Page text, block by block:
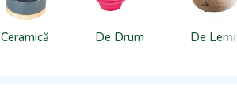
Ceramică De Drum De